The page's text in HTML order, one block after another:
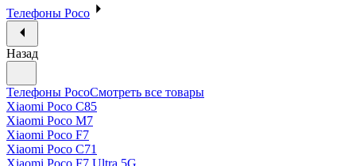
Телефоны Poco
Назад
Телефоны PocoСмотреть все товары
Xiaomi Poco C85
Xiaomi Poco M7
Xiaomi Poco F7
Xiaomi Poco C71
Xiaomi Poco F7 Ultra 5G